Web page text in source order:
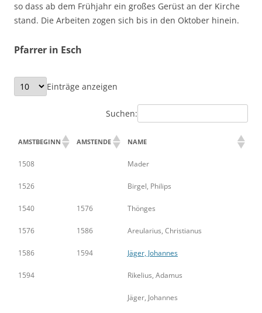
so dass ab dem Frühjahr ein großes Gerüst an der Kirche
stand. Die Arbeiten zogen sich bis in den Oktober hinein.
Pfarrer in Esch
Einträge anzeigen
Suchen:
AMSTBEGINN AMSTENDE NAME
1508 Mader
1526 Birgel, Philips
1540 1576 Thönges
1576 1586 Areularius, Christianus
1586 1594 Jäger, Johannes
1594 Rikelius, Adamus
Jäger, Johannes